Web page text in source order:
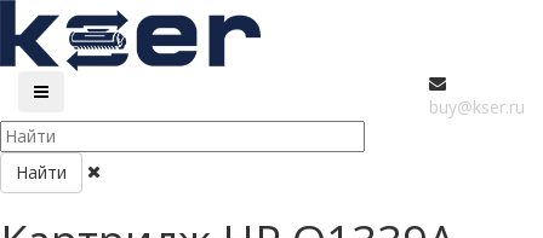
buy@kser.ru
Найти